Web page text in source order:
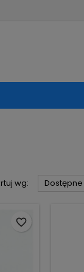
wg: Dostępne
favorite_border